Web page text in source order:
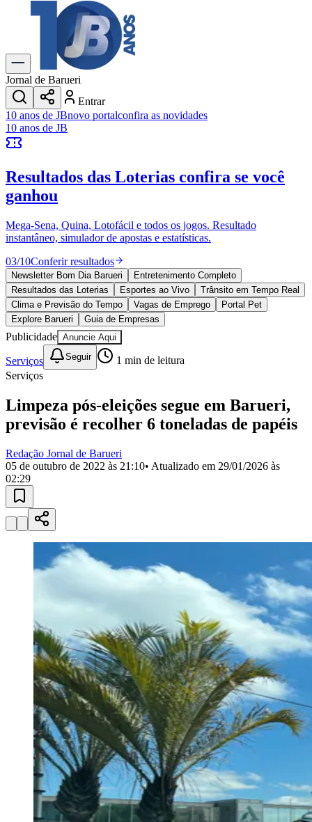
Explore Tudo
Últimas Notícias
Previsão do Tempo
Trânsito e Rotas
Dia a Dia & Lazer
Transportes
Gastronomia
Cinema & Shows
JogosNovo
Anuncie no Portal
Cadastrar Empresa
Divulgar Vagas
Política
Esportes
Saúde
Segurança
Cultura
Meio Ambiente
Obras
Educação
Bairros de Barueri
AldeiaAldeia da SerraAldeia de BarueriAlphaville Bairro
VistaCalifórniaCarapicuíba
RegiãoCotiaCruz Preta Engenho NovoFazenda
Militar
Califórnia
Esperança
JulioJardim Líbano
Mutinga Jardim Paraíso
Jardim Tupanci
CamargosParque Imperial Parque Santa Luzia
Pirapora
Santana de
TamboréVale do Sol Vila BarrosVila Boa Vista Vila
Vila Engenho Novo
Vila Nossa Sra. da
Para Sua Empresa
Anuncie no Portal
Guia de Empresas
Divulgar VagasNovo
Publicidade Legal
Negócios Regionais
Turismo
Segurança Regional
Hospitais Estaduais
Parques & Represas
Cidades da Região
Santana de Parnaíba OsascoCarapicuíbaJandiraItapeviCotia Pirapora
do Bom JesusAraçariguama Cajamar CaieirasFranco da
Jornal de Barueri
Entrar
10 anos de JBnovo portalconfira as novidades
10 anos de JB
Resultados das Loterias confira se você
ganhou
Mega-Sena, Quina, Lotofácil e todos os jogos. Resultado
instantâneo, simulador de apostas e estatísticas.
03/10Conferir resultados
Newsletter Bom Dia Barueri
Entretenimento Completo
Resultados das Loterias
Esportes ao Vivo
Trânsito em Tempo Real
Clima e Previsão do Tempo
Vagas de Emprego
Portal Pet
Explore Barueri
Guia de Empresas
Publicidade Anuncie Aqui
Serviços Seguir 1 min de leitura
Serviços
Limpeza pós-eleições segue em Barueri,
previsão é recolher 6 toneladas de papéis
Redação Jornal de Barueri
05 de outubro de 2022 às 21:10• Atualizado em 29/01/2026 às
02:29